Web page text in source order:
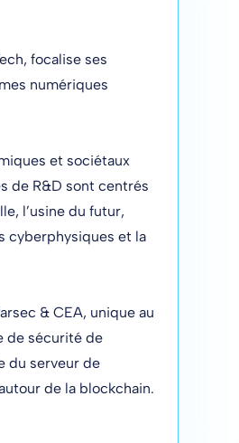
focalise ses
numériques
et sociétaux
de R&D sont centrés
l’usine du futur,
cyberphysiques et la
& CEA, unique au
de sécurité de
du serveur de
de la blockchain.